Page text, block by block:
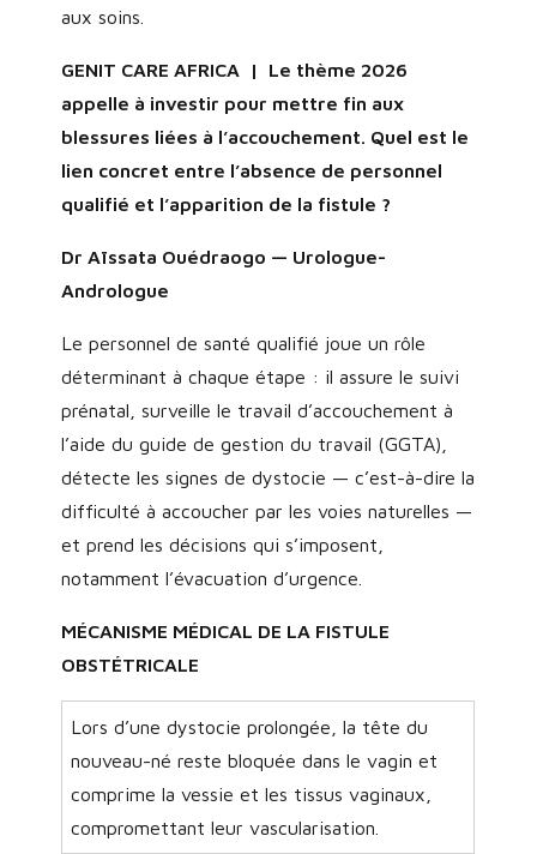
aux soins.
GENIT CARE AFRICA | Le thème 2026
appelle à investir pour mettre fin aux
blessures liées à l’accouchement. Quel est le
lien concret entre l’absence de personnel
qualifié et l’apparition de la fistule ?
Dr Aïssata Ouédraogo — Urologue-
Andrologue
Le personnel de santé qualifié joue un rôle
déterminant à chaque étape : il assure le suivi
prénatal, surveille le travail d’accouchement à
l’aide du guide de gestion du travail (GGTA),
détecte les signes de dystocie — c’est-à-dire la
difficulté à accoucher par les voies naturelles —
et prend les décisions qui s’imposent,
notamment l’évacuation d’urgence.
MÉCANISME MÉDICAL DE LA FISTULE
OBSTÉTRICALE
Lors d’une dystocie prolongée, la tête du
nouveau-né reste bloquée dans le vagin et
comprime la vessie et les tissus vaginaux,
compromettant leur vascularisation.